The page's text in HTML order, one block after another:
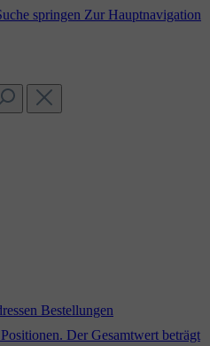
springen Zur Hauptnavigation
Bestellungen
Der Gesamtwert beträgt